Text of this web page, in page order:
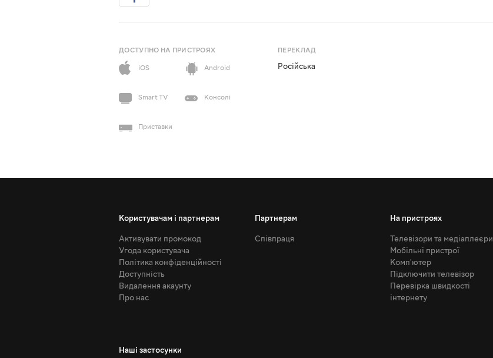
ДОСТУПНО НА ПРИСТРОЯХ
iOS
Android
Smart TV Консолі
Приставки
ПЕРЕКЛАД
Російська
Користувачам і партнерам
Активувати промокод
Угода користувача
Політика конфіденційності
Доступність
Видалення акаунту
Про нас
Партнерам
Співпраця
На пристроях
Телевізори та медіаплеєри
Мобільні пристрої
Комп'ютер
Підключити телевізор
Перевірка швидкості
інтернету
Наші застосунки